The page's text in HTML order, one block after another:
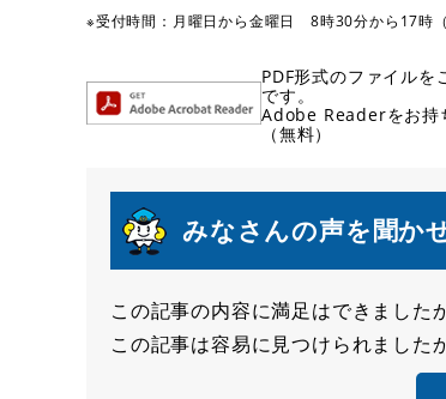
※受付時間：月曜日から金曜日 8時30分から17時
PDF形式のファイル
です。
Adobe Readerをお持
（無料）
みなさんの声を聞か
満
足
この記事の内容に満足はできまし
容
この記事は容易に見つけられまし